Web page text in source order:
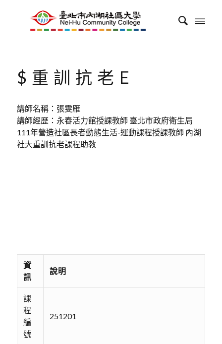
$重訓抗老E
講師名稱：張雯雁
講師經歷：永春活力館授課教師 臺北市政府衛生局
111年營造社區長者動態生活-運動課程授課教師 內湖
社大重訓抗老課程助教
資
訊
說明
課
程
編
號
251201